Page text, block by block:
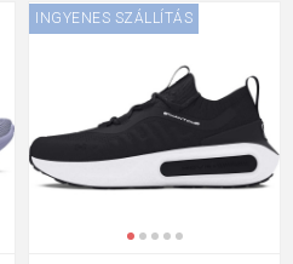
INGYENES SZÁLLÍTÁS